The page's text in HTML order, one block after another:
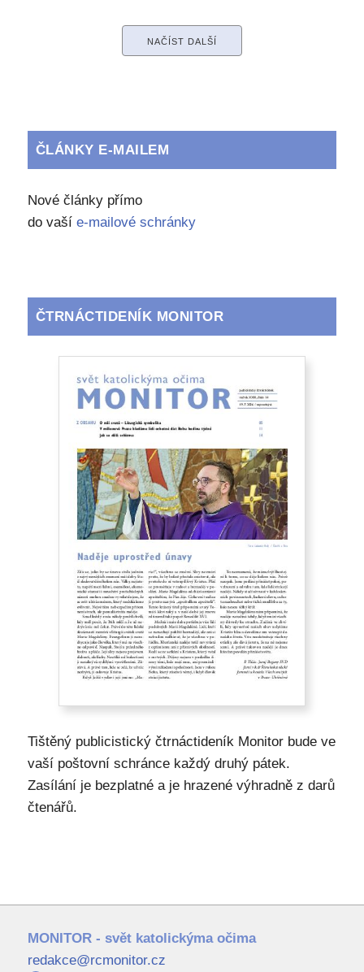
NAČÍST DALŠÍ
ČLÁNKY E-MAILEM
Nové články přímo
do vaší e-mailové schránky
ČTRNÁCTIDENÍK MONITOR
Tištěný publicistický čtrnáctideník Monitor bude ve
vaší poštovní schránce každý druhý pátek.
Zasílání je bezplatné a je hrazené výhradně z darů
čtenářů.
MONITOR - svět katolickýma očima
redakce@rcmonitor.cz